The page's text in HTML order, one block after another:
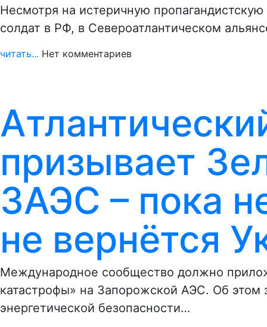
Несмотря на истеричную
солдат в РФ, в Североатлантическом
читать... Нет комментариев
призывает
ЗАЭС – пока
не вернётся
Международное сообщество должно
катастрофы» на Запорожской АЭС. Об этом
энергетической безопасности…